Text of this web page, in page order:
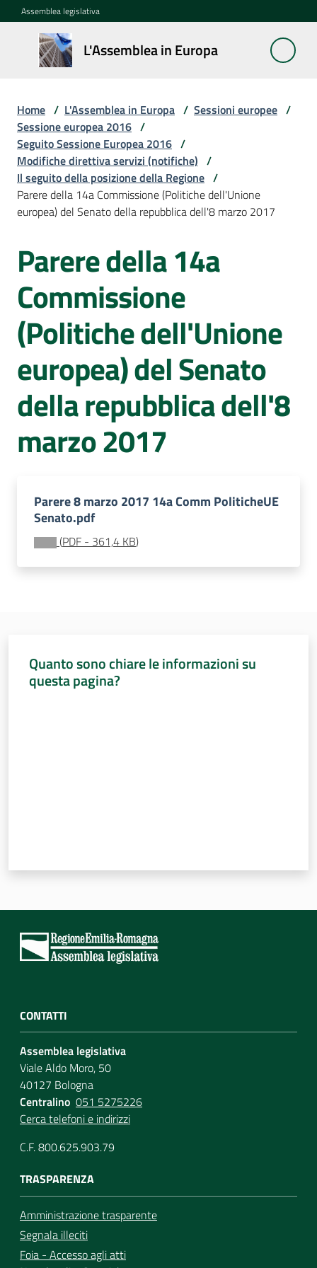
Vai al contenuto
Vai alla navigazione
Vai al footer
Assemblea legislativa
L'Assemblea in Europa
L'Assemblea
in Europa
Cos'è
la
Sessione
europea
La
europea
regionale
Le
Sessioni
europee
Menu selezionato
Notizie
Assemblea
Per i cittadini
Home / L'Assemblea in Europa / Sessioni europee /
Sessione europea 2016 /
Seguito Sessione Europea 2016 /
Modifiche direttiva servizi (notifiche) /
Il seguito della posizione della Regione /
Parere della 14a Commissione (Politiche dell'Unione
europea) del Senato della repubblica dell'8 marzo 2017
Parere della 14a
Commissione
(Politiche dell'Unione
europea) del Senato
della repubblica dell'8
marzo 2017
Parere 8 marzo 2017 14a Comm PoliticheUE
Senato.pdf
(PDF - 361,4 KB)
Quanto sono chiare le informazioni su
questa pagina?
CONTATTI
Assemblea legislativa
Viale Aldo Moro, 50
40127 Bologna
Centralino 051 5275226
Cerca telefoni e indirizzi
C.F. 800.625.903.79
TRASPARENZA
Amministrazione trasparente
Segnala illeciti
Foia - Accesso agli atti